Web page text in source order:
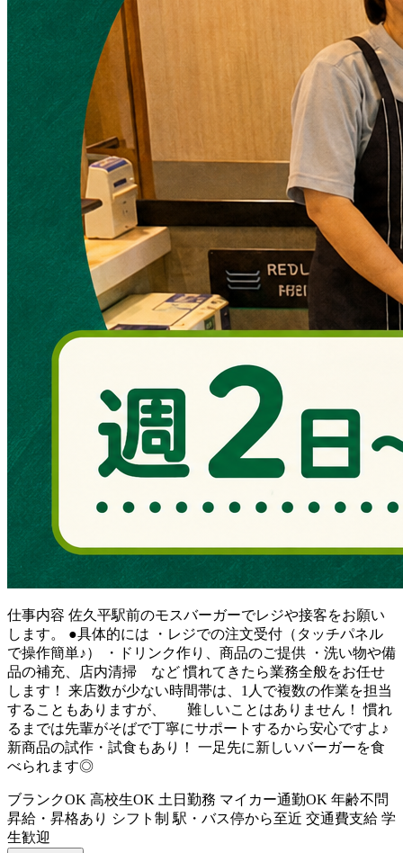
仕事内容 佐久平駅前のモスバーガーでレジや接客をお願い
します。 ●具体的には ・レジでの注文受付（タッチパネル
で操作簡単♪） ・ドリンク作り、商品のご提供 ・洗い物や備
品の補充、店内清掃 など 慣れてきたら業務全般をお任せ
します！ 来店数が少ない時間帯は、1人で複数の作業を担当
することもありますが、 難しいことはありません！ 慣れ
るまでは先輩がそばで丁寧にサポートするから安心ですよ♪
新商品の試作・試食もあり！ 一足先に新しいバーガーを食
べられます◎
ブランクOK 高校生OK 土日勤務 マイカー通勤OK 年齢不問
昇給・昇格あり シフト制 駅・バス停から至近 交通費支給 学
生歓迎